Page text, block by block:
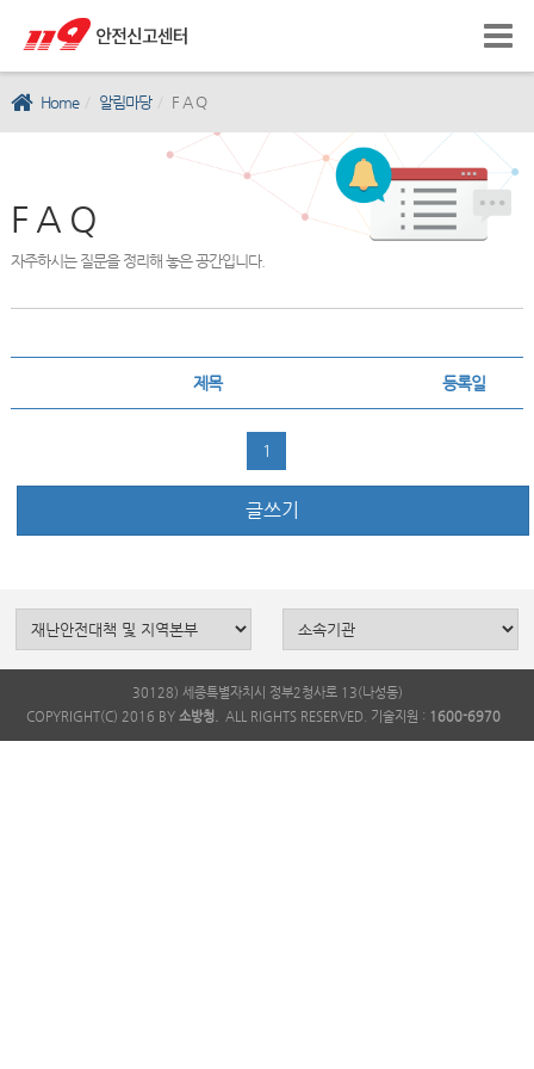
Home 알림마당 F A Q
F A Q
자주하시는 질문을 정리해 놓은 공간입니다.
제목 등록일
1
글쓰기
30128) 세종특별자치시 정부2청사로 13(나성동)
COPYRIGHT(C) 2016 BY 소방청. ALL RIGHTS RESERVED. 기술지원 : 1600-6970